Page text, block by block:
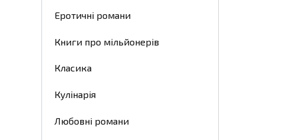
Еротичні романи
Книги про мільйонерів
Класика
Кулінарія
Любовні романи